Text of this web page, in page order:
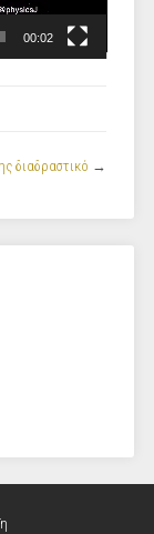
00:02
διαδραστικό →